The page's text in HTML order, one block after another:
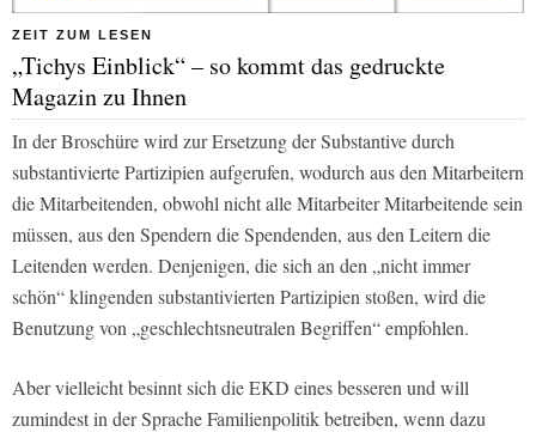
ZEIT ZUM LESEN
„Tichys Einblick“ – so kommt das gedruckte
Magazin zu Ihnen
In der Broschüre wird zur Ersetzung der Substantive durch
substantivierte Partizipien aufgerufen, wodurch aus den Mitarbeitern
die Mitarbeitenden, obwohl nicht alle Mitarbeiter Mitarbeitende sein
müssen, aus den Spendern die Spendenden, aus den Leitern die
Leitenden werden. Denjenigen, die sich an den „nicht immer
schön“ klingenden substantivierten Partizipien stoßen, wird die
Benutzung von „geschlechtsneutralen Begriffen“ empfohlen.
Aber vielleicht besinnt sich die EKD eines besseren und will
zumindest in der Sprache Familienpolitik betreiben, wenn dazu